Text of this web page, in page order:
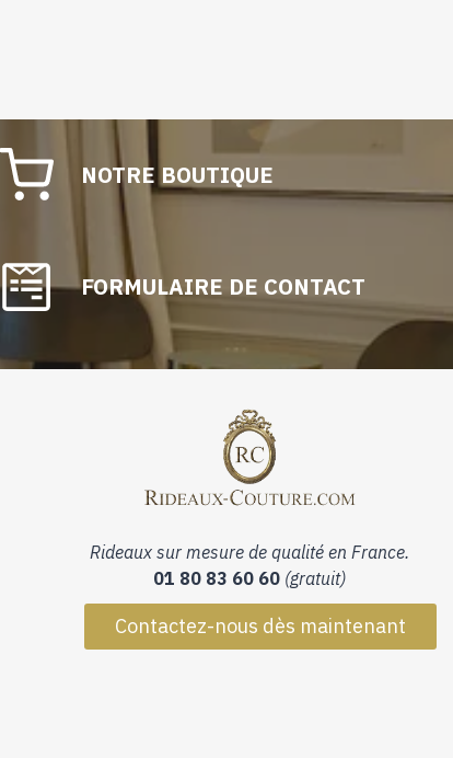
NOTRE BOUTIQUE
FORMULAIRE DE CONTACT
Rideaux sur mesure de qualité en France.
01 80 83 60 60 (gratuit)
Contactez-nous dès maintenant